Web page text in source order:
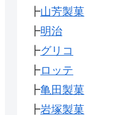
┣山芳製菓
┣明治
┣グリコ
┣ロッテ
┣亀田製菓
┣岩塚製菓